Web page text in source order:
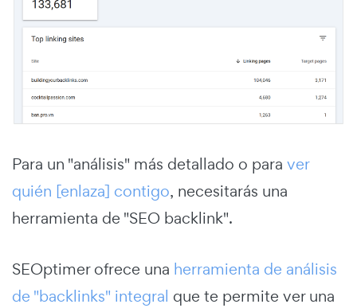
Para un "análisis" más detallado o para ver
quién [enlaza] contigo, necesitarás una
herramienta de "SEO backlink".
SEOptimer ofrece una herramienta de análisis
de "backlinks" integral que te permite ver una